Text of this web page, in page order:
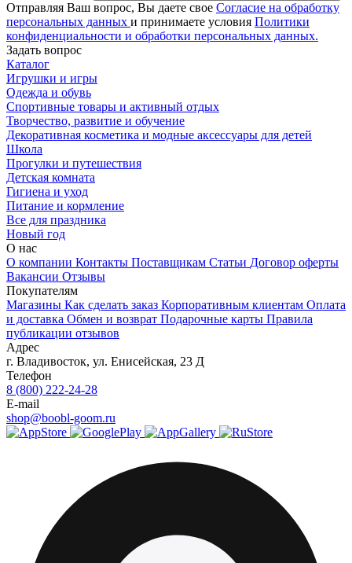
Отправляя Ваш вопрос, Вы даете свое Согласие на обработку
персональных данных и принимаете условия Политики
конфиденциальности и обработки персональных данных.
Задать вопрос
Каталог
Игрушки и игры
Одежда и обувь
Спортивные товары и активный отдых
Творчество, развитие и обучение
Декоративная косметика и модные аксессуары для детей
Школа
Прогулки и путешествия
Детская комната
Гигиена и уход
Питание и кормление
Все для праздника
Новый год
О нас
О компании Контакты Поставщикам Статьи Договор оферты
Вакансии Отзывы
Покупателям
Магазины Как сделать заказ Корпоративным клиентам Оплата
и доставка Обмен и возврат Подарочные карты Правила
публикации отзывов
Адрес
г. Владивосток, ул. Енисейская, 23 Д
Телефон
8 (800) 222-24-28
E-mail
shop@boobl-goom.ru